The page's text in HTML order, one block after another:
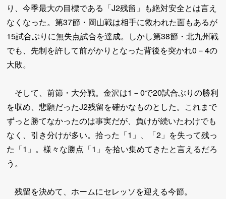
り、今季最大の目標である「J2残留」も絶対安全とは言え
なくなった。第37節・岡山戦は相手に救われた面もあるが
15試合ぶりに無失点試合を達成。しかし第38節・北九州戦
でも、先制を許して前がかりとなった背後を突かれ0－4の
大敗。
そして、前節・大分戦。金沢は1－0で20試合ぶりの勝利
を収め、悲願だったJ2残留を確かなものとした。これまで
ずっと勝てなかったのは事実だが、負けが続いたわけでも
なく、引き分けが多い。拾った「1」、「2」を失って残っ
た「1」。様々な勝点「1」を拾い集めてきたと言えるだろ
う。
残留を決めて、ホームにセレッソを迎える今節。